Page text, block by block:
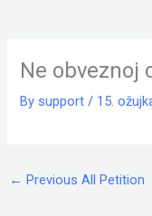
Ne obveznoj
By support/ 15.
← Previous All Petition